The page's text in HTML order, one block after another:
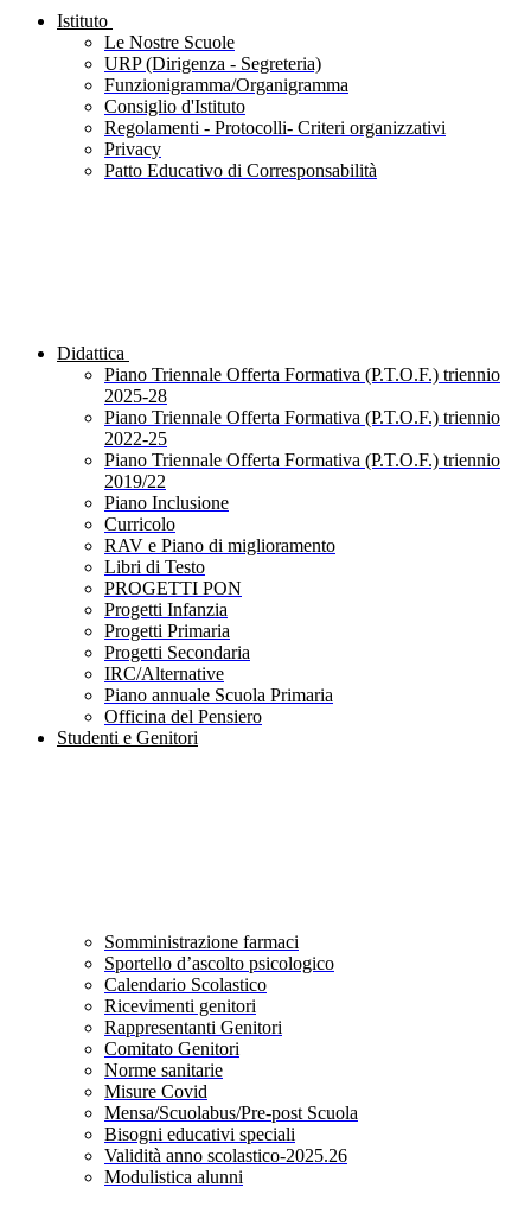
Istituto
Le Nostre Scuole
URP (Dirigenza - Segreteria)
Funzionigramma/Organigramma
Consiglio d'Istituto
Regolamenti - Protocolli- Criteri organizzativi
Privacy
Patto Educativo di Corresponsabilità
Didattica
Piano Triennale Offerta Formativa (P.T.O.F.) triennio
2025-28
Piano Triennale Offerta Formativa (P.T.O.F.) triennio
2022-25
Piano Triennale Offerta Formativa (P.T.O.F.) triennio
2019/22
Piano Inclusione
Curricolo
RAV e Piano di miglioramento
Libri di Testo
PROGETTI PON
Progetti Infanzia
Progetti Primaria
Progetti Secondaria
IRC/Alternative
Piano annuale Scuola Primaria
Officina del Pensiero
Studenti e Genitori
Somministrazione farmaci
Sportello d’ascolto psicologico
Calendario Scolastico
Ricevimenti genitori
Rappresentanti Genitori
Comitato Genitori
Norme sanitarie
Misure Covid
Mensa/Scuolabus/Pre-post Scuola
Bisogni educativi speciali
Validità anno scolastico-2025.26
Modulistica alunni